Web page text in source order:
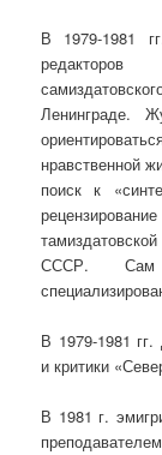
В 1979-1981
Ленинграде.
нравственной
поиск к
СССР. Сам
В 1979-1981
и критики
В 1981 г.